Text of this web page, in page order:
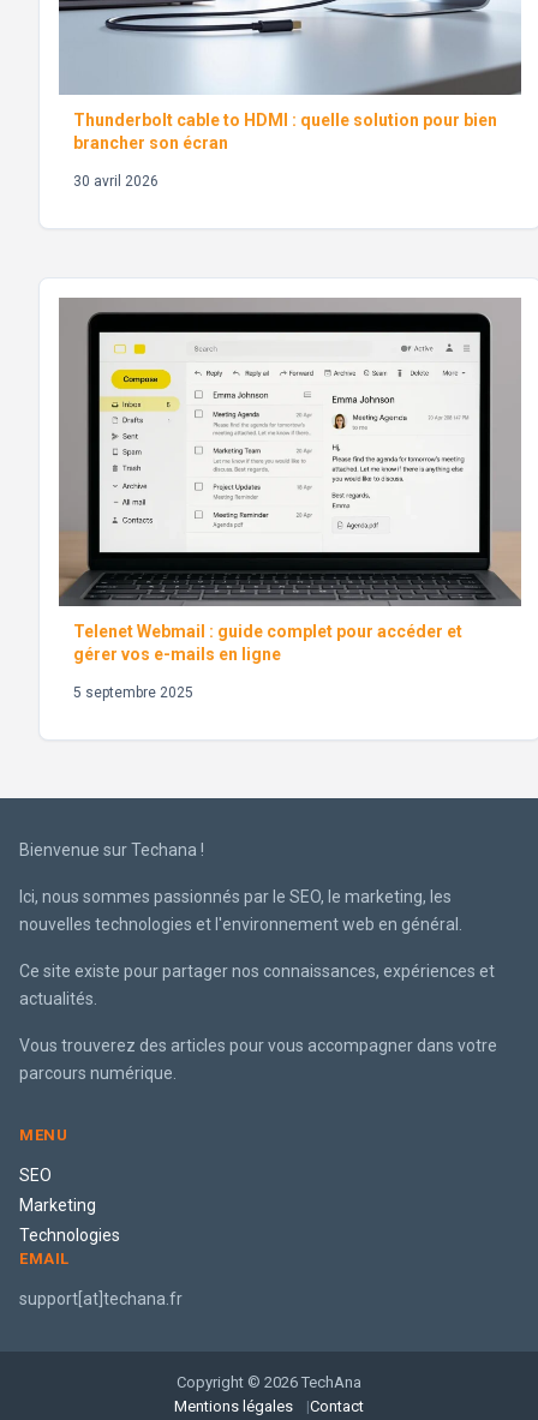
Thunderbolt cable to HDMI : quelle solution pour bien
brancher son écran
30 avril 2026
Telenet Webmail : guide complet pour accéder et
gérer vos e-mails en ligne
5 septembre 2025
Bienvenue sur Techana !
Ici, nous sommes passionnés par le SEO, le marketing, les
nouvelles technologies et l'environnement web en général.
Ce site existe pour partager nos connaissances, expériences et
actualités.
Vous trouverez des articles pour vous accompagner dans votre
parcours numérique.
MENU
SEO
Marketing
Technologies
EMAIL
support[at]techana.fr
Copyright © 2026 TechAna
Mentions légales
Contact